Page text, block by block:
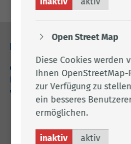
04471 15 0
kreishaus@lkclp.de
www.lkclp.de
Adresse
Landkreis
Open Street Map
Diese Cookies werden
Ihnen
zur Verfügung zu
ein besseres
ermöglichen.
inaktiv aktiv